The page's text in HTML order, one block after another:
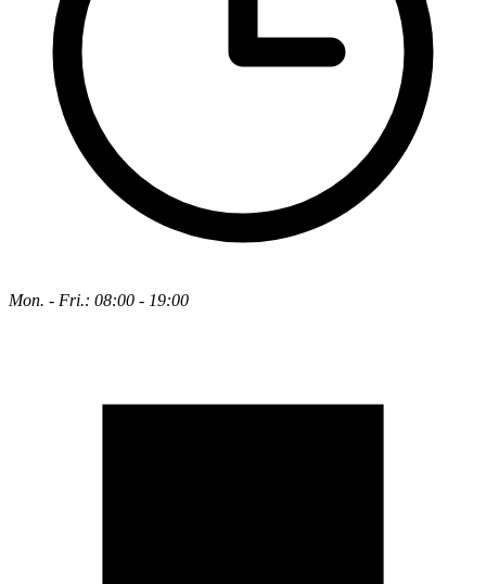
Mon. - Fri.: 08:00 - 19:00